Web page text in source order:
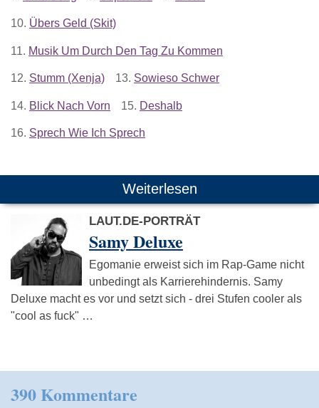
10. Übers Geld (Skit)
11. Musik Um Durch Den Tag Zu Kommen
12. Stumm (Xenja) 13. Sowieso Schwer
14. Blick Nach Vorn 15. Deshalb
16. Sprech Wie Ich Sprech
Weiterlesen
LAUT.DE-PORTRÄT
Samy Deluxe
Egomanie erweist sich im Rap-Game nicht
unbedingt als Karrierehindernis. Samy
Deluxe macht es vor und setzt sich - drei Stufen cooler als
"cool as fuck" …
390 Kommentare